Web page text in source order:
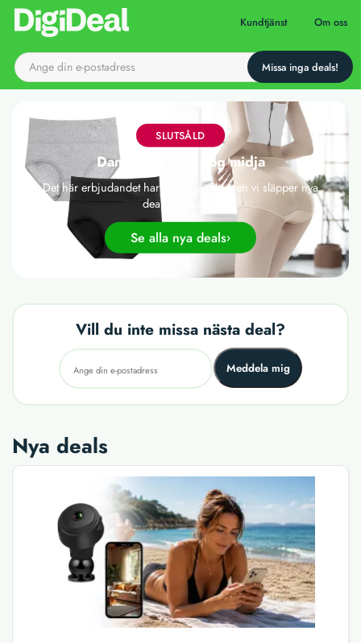
Till startsidan Kundtjänst Om oss
SLUTSÅLD
Damtrosor med hög midja
Det här erbjudandet har tyvärr gått ut, men vi släpper nya
deals varje dag!
Se alla nya deals
Vill du inte missa nästa deal?
Meddela mig
Nya deals